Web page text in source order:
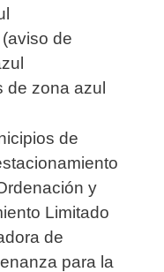
de
de zona azul
de
y
Limitado
de
para la